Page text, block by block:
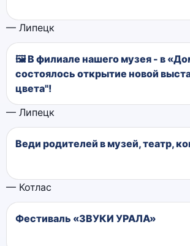
— Липецк
🖼 В филиале нашего музея - в
состоялось открытие новой
цвета"!
— Липецк
Веди родителей в музей, театр,
— Котлас
Фестиваль «ЗВУКИ УРАЛА»